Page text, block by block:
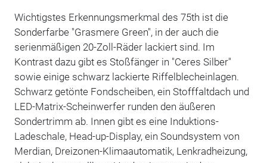
Wichtigstes Erkennungsmerkmal des 75th ist die
Sonderfarbe "Grasmere Green", in der auch die
serienmäßigen 20-Zoll-Räder lackiert sind. Im
Kontrast dazu gibt es Stoßfänger in "Ceres Silber"
sowie einige schwarz lackierte Riffelblecheinlagen.
Schwarz getönte Fondscheiben, ein Stofffaltdach und
LED-Matrix-Scheinwerfer runden den äußeren
Sondertrimm ab. Innen gibt es eine Induktions-
Ladeschale, Head-up-Display, ein Soundsystem von
Merdian, Dreizonen-Klimaautomatik, Lenkradheizung,